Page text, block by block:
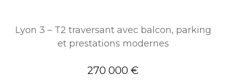
Lyon 3 – T2 traversant avec balcon, parking
et prestations modernes
270 000 €